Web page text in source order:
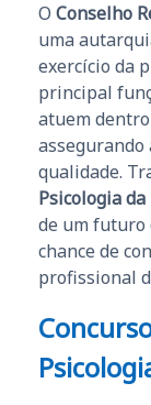
O Conselho
uma
exercício da
principal
atuem
assegurando
qualidade.
Psicologia da
de um futuro
chance de
profissional